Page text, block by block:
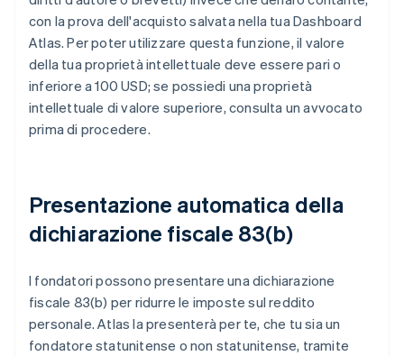
con la prova dell'acquisto salvata nella tua Dashboard
Atlas. Per poter utilizzare questa funzione, il valore
della tua proprietà intellettuale deve essere pari o
inferiore a 100 USD; se possiedi una proprietà
intellettuale di valore superiore, consulta un avvocato
prima di procedere.
Presentazione automatica della
dichiarazione fiscale 83(b)
I fondatori possono presentare una dichiarazione
fiscale 83(b) per ridurre le imposte sul reddito
personale. Atlas la presenterà per te, che tu sia un
fondatore statunitense o non statunitense, tramite